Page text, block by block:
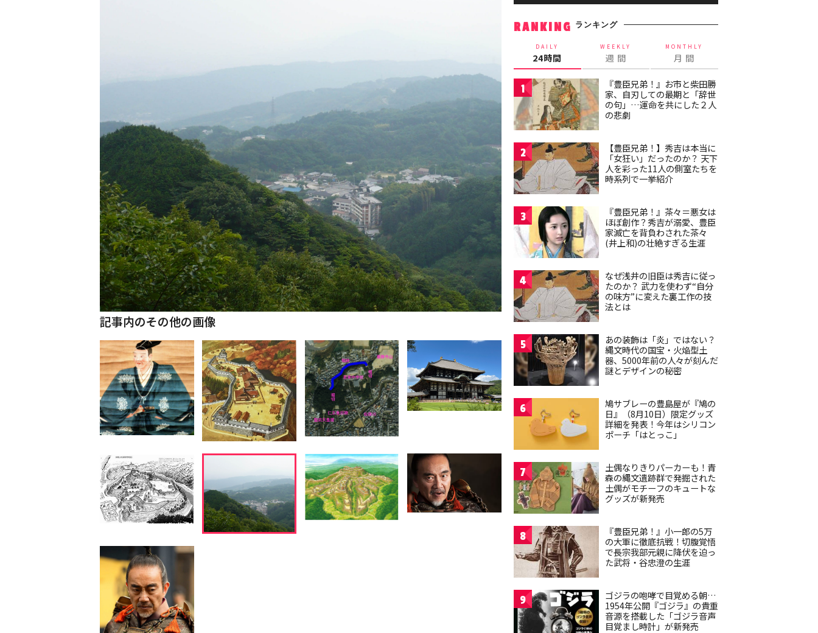
記事内のその他の画像
RANKING ランキング
DAILY
24時間
WEEKLY
週 間
MONTHLY
月 間
1
『豊臣兄弟！』お市と柴田勝
家、自刃しての最期と「辞世
の句」…運命を共にした２人
の悲劇
2
【豊臣兄弟！】秀吉は本当に
「女狂い」だったのか？ 天下
人を彩った11人の側室たちを
時系列で一挙紹介
3
『豊臣兄弟！』茶々＝悪女は
ほぼ創作？秀吉が溺愛、豊臣
家滅亡を背負わされた茶々
(井上和)の壮絶すぎる生涯
4
なぜ浅井の旧臣は秀吉に従っ
たのか？ 武力を使わず“自分
の味方”に変えた裏工作の技
法とは
5
あの装飾は「炎」ではない？
縄文時代の国宝・火焔型土
器、5000年前の人々が刻んだ
謎とデザインの秘密
6
鳩サブレーの豊島屋が『鳩の
日』（8月10日）限定グッズ
詳細を発表！今年はシリコン
ポーチ「はとっこ」
7
土偶なりきりパーカーも！青
森の縄文遺跡群で発掘された
土偶がモチーフのキュートな
グッズが新発売
8
『豊臣兄弟！』小一郎の5万
の大軍に徹底抗戦！切腹覚悟
で長宗我部元親に降伏を迫っ
た武将・谷忠澄の生涯
9
ゴジラの咆哮で目覚める朝…
1954年公開『ゴジラ』の貴重
音源を搭載した「ゴジラ音声
目覚まし時計」が新発売